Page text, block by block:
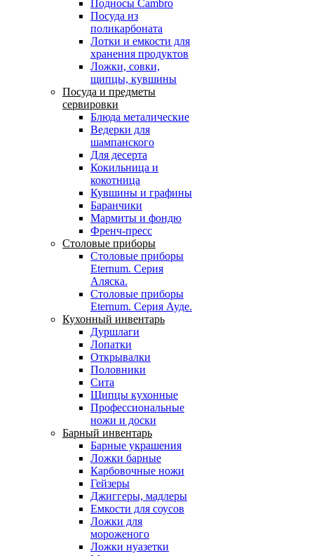
Подносы Cambro
Посуда из
поликарбоната
Лотки и емкости для
хранения продуктов
Ложки, совки,
щипцы, кувшины
Посуда и предметы
сервировки
Блюда металические
Ведерки для
шампанского
Для десерта
Кокильница и
кокотница
Кувшины и графины
Баранчики
Мармиты и фондю
Френч-пресс
Столовые приборы
Столовые приборы
Eternum. Серия
Аляска.
Столовые приборы
Eternum. Серия Ауде.
Кухонный инвентарь
Дуршлаги
Лопатки
Открывалки
Половники
Сита
Щипцы кухонные
Профессиональные
ножи и доски
Барный инвентарь
Барные украшения
Ложки барные
Карбовочные ножи
Гейзеры
Джиггеры, мадлеры
Емкости для соусов
Ложки для
мороженого
Ложки нуазетки